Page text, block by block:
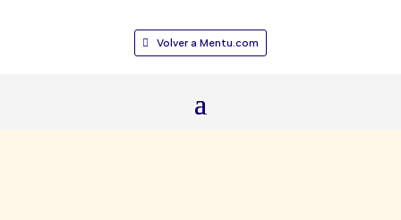
Volver a Mentu.com